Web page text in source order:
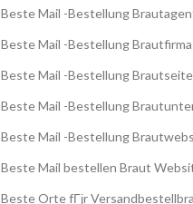
Beste Mail -Bestellung
Beste Mail -Bestellung Brautfirma
Beste Mail -Bestellung
Beste Mail -Bestellung
Beste Mail -Bestellung
Beste Mail bestellen Braut
Beste Orte fГјr